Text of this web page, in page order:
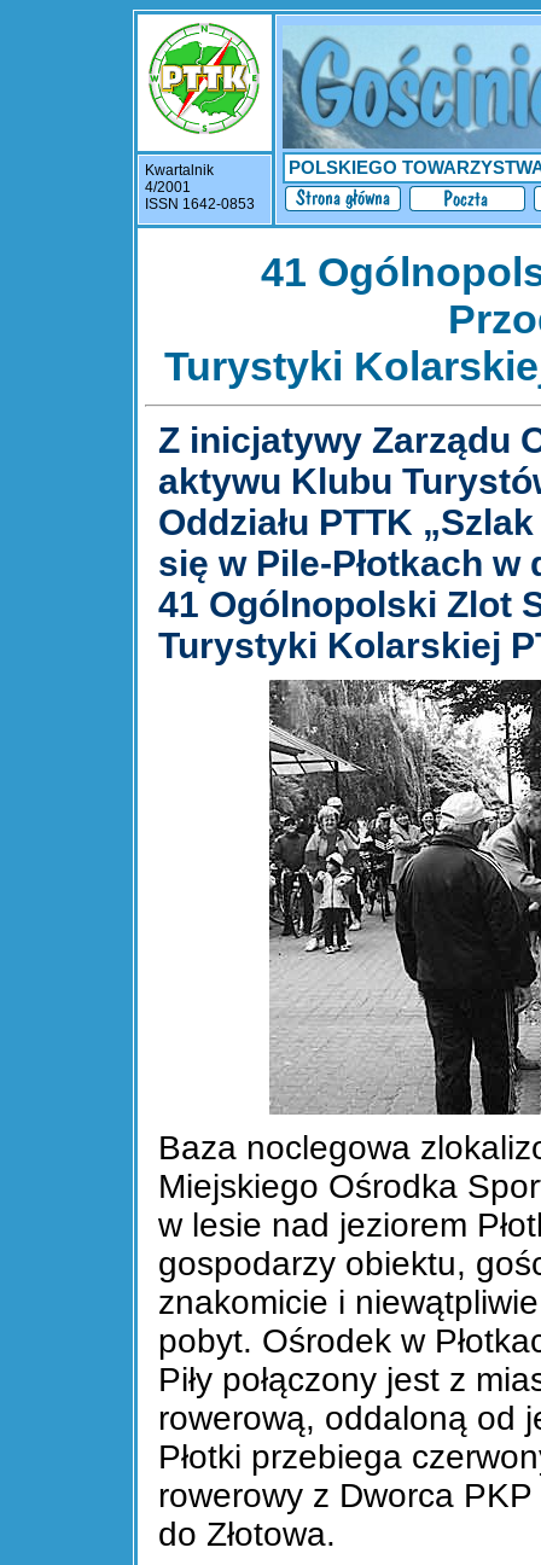
POLSKIEGO
Kwartalnik
4/2001
ISSN 1642-0853
41
Turystyki
Z inicjatywy Zarządu
aktywu Klubu
Oddziału PTTK
się w Pile-Płotkach w
41 Ogólnopolski Zlot
Turystyki Kolarskiej
Baza noclegowa
Miejskiego Ośrodka
w lesie nad jeziorem
gospodarzy obiektu,
znakomicie i
pobyt. Ośrodek w
Piły połączony jest z
rowerową, oddaloną od
Płotki przebiega
rowerowy z Dworca PKP
do Złotowa.